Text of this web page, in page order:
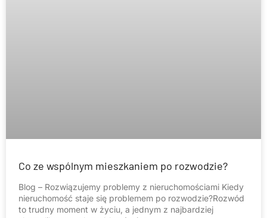
Co ze wspólnym mieszkaniem po rozwodzie?
Blog – Rozwiązujemy problemy z nieruchomościami Kiedy
nieruchomość staje się problemem po rozwodzie?Rozwód
to trudny moment w życiu, a jednym z najbardziej